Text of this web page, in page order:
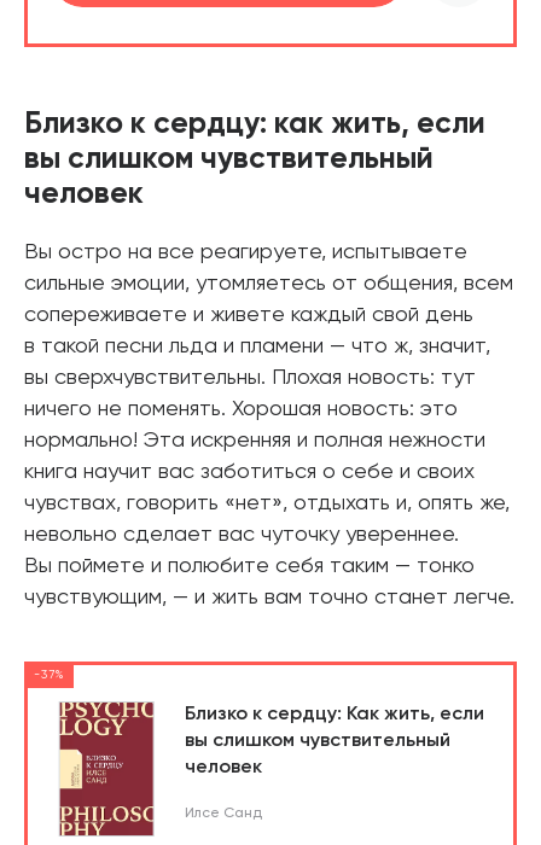
В корзине
Близко к сердцу: как жить, если
вы слишком чувствительный
человек
Вы остро на все реагируете, испытываете
сильные эмоции, утомляетесь от общения, всем
сопереживаете и живете каждый свой день
в такой песни льда и пламени — что ж, значит,
вы сверхчувствительны. Плохая новость: тут
ничего не поменять. Хорошая новость: это
нормально! Эта искренняя и полная нежности
книга научит вас заботиться о себе и своих
чувствах, говорить «нет», отдыхать и, опять же,
невольно сделает вас чуточку увереннее.
Вы поймете и полюбите себя таким — тонко
чувствующим, — и жить вам точно станет легче.
-37%
Близко к сердцу: Как жить, если
вы слишком чувствительный
человек
Илсе Санд